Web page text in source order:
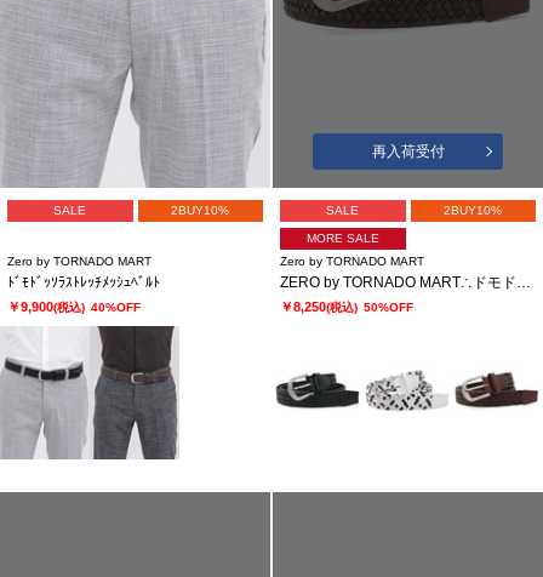
SALE 2BUY10%
Zero by TORNADO MART
ﾄﾞﾓﾄﾞｯｿﾗｽﾄﾚｯﾁﾒｯｼｭﾍﾞﾙﾄ
￥9,900(税込) 40%OFF
再入荷受付
SALE 2BUY10%
MORE SALE
Zero by TORNADO MART
￥8,250(税込) 50%OFF